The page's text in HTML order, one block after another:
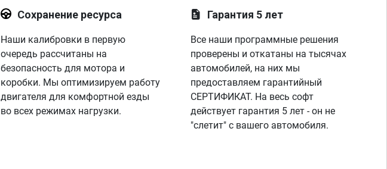
Сохранение ресурса
Наши калибровки в первую
очередь рассчитаны на
безопасность для мотора и
коробки. Мы оптимизируем работу
двигателя для комфортной езды
во всех режимах нагрузки.
Гарантия 5 лет
Все наши программные решения
проверены и откатаны на тысячах
автомобилей, на них мы
предоставляем гарантийный
СЕРТИФИКАТ. На весь софт
действует гарантия 5 лет - он не
"слетит" с вашего автомобиля.